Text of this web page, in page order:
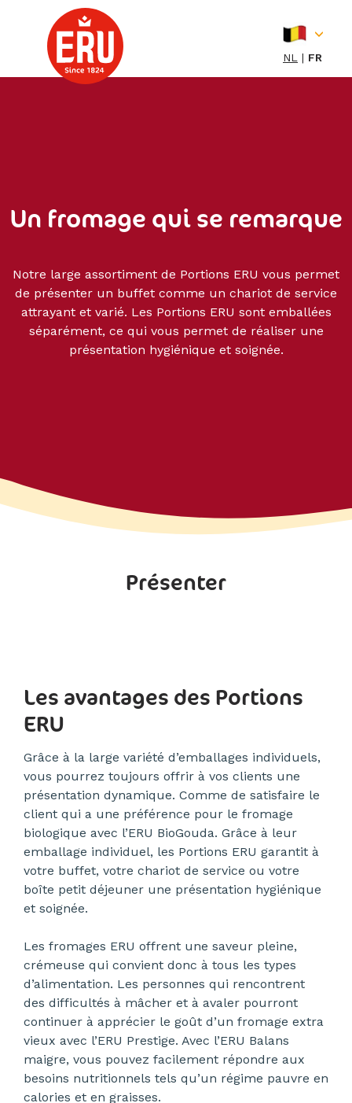
NL FR
Un fromage qui se remarque
Notre large assortiment de Portions ERU vous permet
de présenter un buffet comme un chariot de service
attrayant et varié. Les Portions ERU sont emballées
séparément, ce qui vous permet de réaliser une
présentation hygiénique et soignée.
Présenter
Les avantages des Portions
ERU
Grâce à la large variété d’emballages individuels,
vous pourrez toujours offrir à vos clients une
présentation dynamique. Comme de satisfaire le
client qui a une préférence pour le fromage
biologique avec l’ERU BioGouda. Grâce à leur
emballage individuel, les Portions ERU garantit à
votre buffet, votre chariot de service ou votre
boîte petit déjeuner une présentation hygiénique
et soignée.
Les fromages ERU offrent une saveur pleine,
crémeuse qui convient donc à tous les types
d’alimentation. Les personnes qui rencontrent
des difficultés à mâcher et à avaler pourront
continuer à apprécier le goût d’un fromage extra
vieux avec l’ERU Prestige. Avec l’ERU Balans
maigre, vous pouvez facilement répondre aux
besoins nutritionnels tels qu’un régime pauvre en
calories et en graisses.